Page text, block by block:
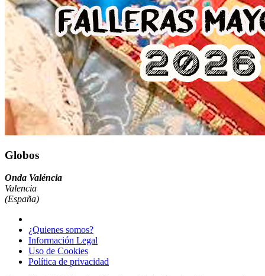
Globos
Onda Valéncia
Valencia
(España)
¿Quienes somos?
Información Legal
Uso de Cookies
Política de privacidad